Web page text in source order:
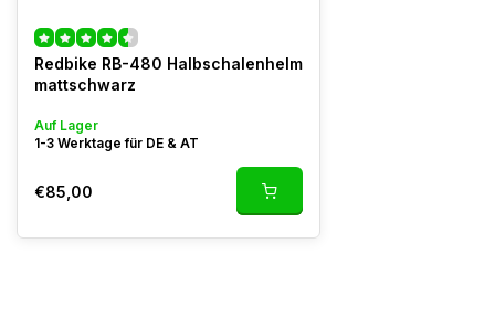
Redbike RB-480 Halbschalenhelm
mattschwarz
Auf Lager
1-3 Werktage für DE & AT
€85,00